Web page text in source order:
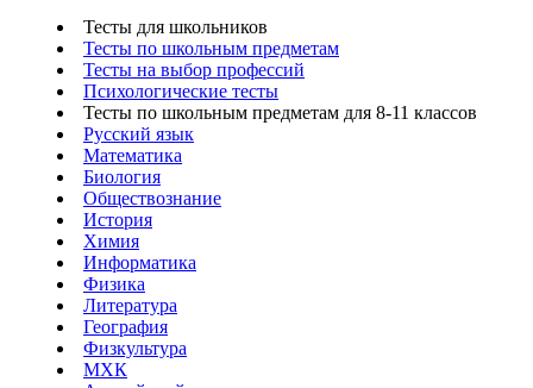
Тесты для школьников
Тесты по школьным предметам
Тесты на выбор профессий
Психологические тесты
Тесты по школьным предметам для 8-11 классов
Русский язык
Математика
Биология
Обществознание
История
Химия
Информатика
Физика
Литература
География
Физкультура
МХК